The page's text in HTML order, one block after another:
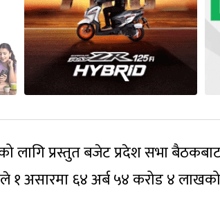
लागि प्रस्तुत बजेट प्रदेश सभा
१ असारमा ६४ अर्ब ५४ करोड ४